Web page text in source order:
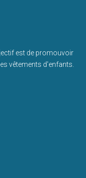
est de promouvoir
vêtements d'enfants.